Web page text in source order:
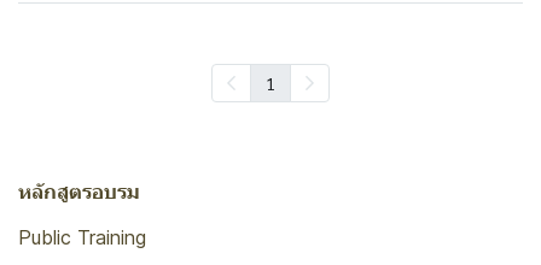
1
หลักสูตรอบรม
Public Training